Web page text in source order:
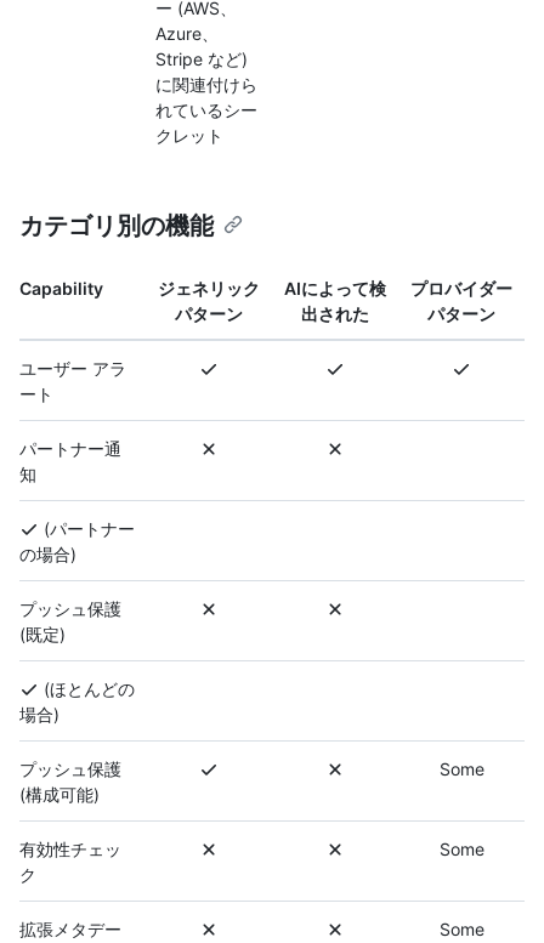
ー (AWS、
Azure、
Stripe など)
に関連付けら
れているシー
クレット
カテゴリ別の機能
Capability
ジェネリック
パターン
AIによって検
出された
プロバイダー
パターン
ユーザー アラ
ート
パートナー通
知
(パートナー
の場合)
プッシュ保護
(既定)
(ほとんどの
場合)
プッシュ保護
(構成可能)
Some
有効性チェッ
ク
Some
拡張メタデー
Some